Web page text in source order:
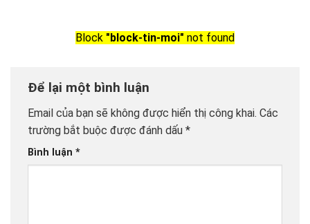
Block "block-tin-moi" not found
Để lại một bình luận
Email của bạn sẽ không được hiển thị công khai. Các
trường bắt buộc được đánh dấu *
Bình luận *